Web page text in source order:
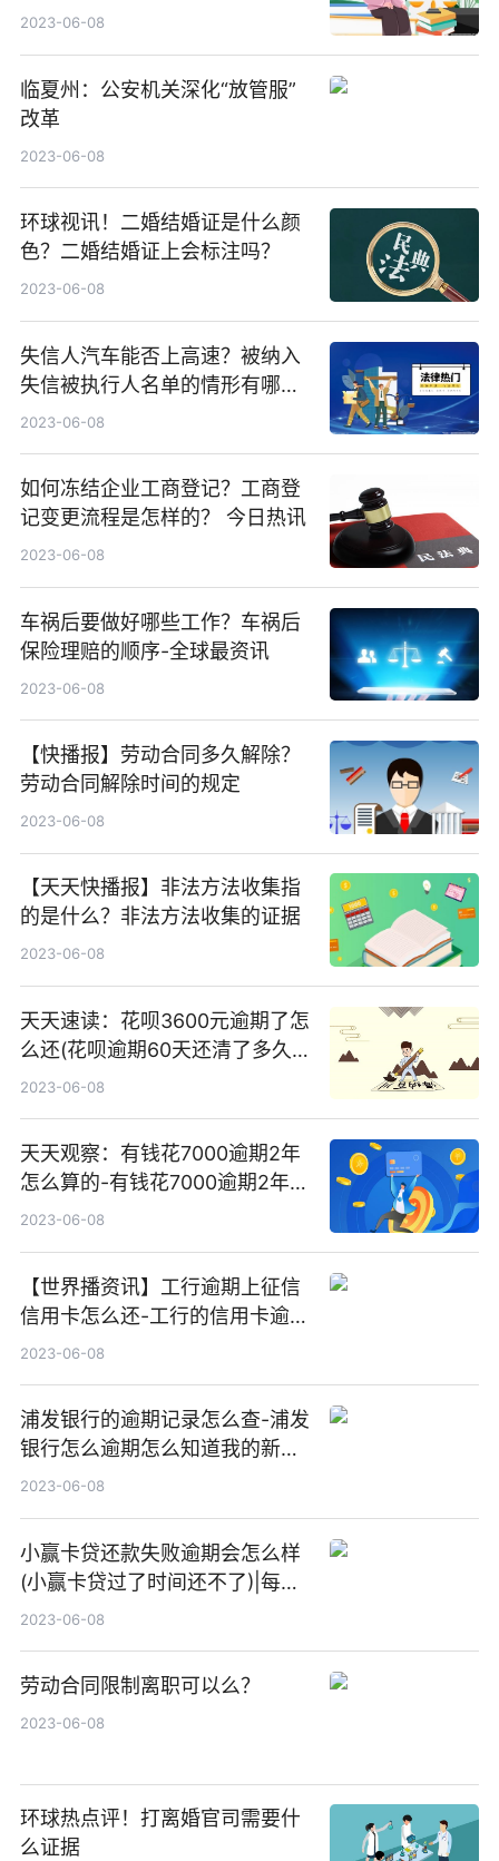
2023-06-08
临夏州：公安机关深化“放管服”
改革
2023-06-08
环球视讯！二婚结婚证是什么颜
色？二婚结婚证上会标注吗？
2023-06-08
失信人汽车能否上高速？被纳入
失信被执行人名单的情形有哪
些？ 聚焦
2023-06-08
如何冻结企业工商登记？工商登
记变更流程是怎样的？ 今日热讯
2023-06-08
车祸后要做好哪些工作？车祸后
保险理赔的顺序-全球最资讯
2023-06-08
【快播报】劳动合同多久解除？
劳动合同解除时间的规定
2023-06-08
【天天快播报】非法方法收集指
的是什么？非法方法收集的证据
2023-06-08
天天速读：花呗3600元逾期了怎
么还(花呗逾期60天还清了多久
能恢复使用资格)
2023-06-08
天天观察：有钱花7000逾期2年
怎么算的-有钱花7000逾期2年怎
么算的呢
2023-06-08
【世界播资讯】工行逾期上征信
信用卡怎么还-工行的信用卡逾期
会扣工行的工资卡么
2023-06-08
浦发银行的逾期记录怎么查-浦发
银行怎么逾期怎么知道我的新地
址 全球实时
2023-06-08
小赢卡贷还款失败逾期会怎么样
(小赢卡贷过了时间还不了)|每日
速递
2023-06-08
劳动合同限制离职可以么？
2023-06-08
环球热点评！打离婚官司需要什
么证据